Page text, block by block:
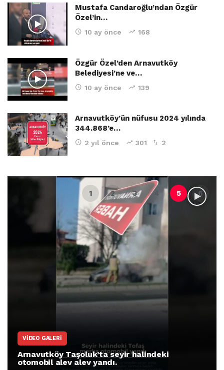
Mustafa Candaroğlu’ndan Özgür
Özel’in…
10 ay önce 168
Özgür Özel’den Arnavutköy
Belediyesi’ne ve…
10 ay önce 139
Arnavutköy’ün nüfusu 2024 yılında
344.868’e…
2 yıl önce 301 2
VIDEO GALERI
Arnavutköy Taşoluk’ta seyir halindeki
otomobil alev alev yandı.